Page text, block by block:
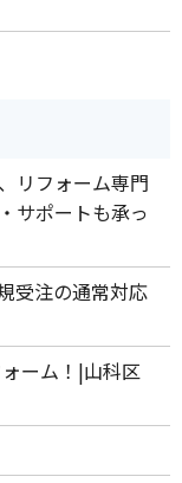
リフォーム専門
サポートも承っ
受注の通常対応
ーム！|山科区